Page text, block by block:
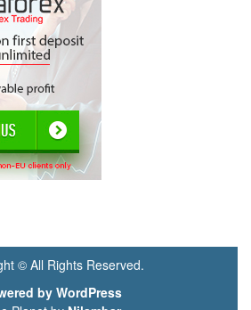
© All Rights Reserved.
by WordPress